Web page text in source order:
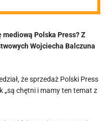
Polska Press? Z
Wojciecha Balczuna
że sprzedaż Polski Press
„są chętni i mamy ten temat z